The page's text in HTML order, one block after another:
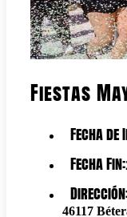
Fiestas
Fecha de
Fecha Fin:
46117